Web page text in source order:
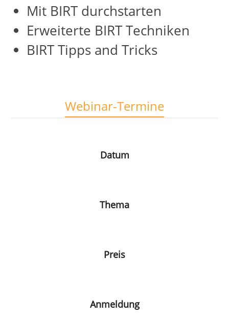
Mit BIRT durchstarten
Erweiterte BIRT Techniken
BIRT Tipps and Tricks
Webinar-Termine
Datum
Thema
Preis
Anmeldung